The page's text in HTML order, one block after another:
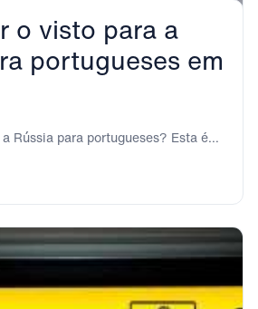
o visto para a
portugueses em
Rússia para portugueses? Esta é